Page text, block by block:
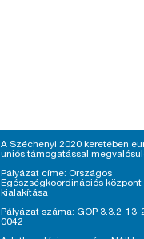
A Széchenyi 2020 keretében
uniós támogatással
Pályázat címe: Országos
Egészségkoordinációs központ
kialakítása
Pályázat száma: GOP 3.3.2-13-
0042